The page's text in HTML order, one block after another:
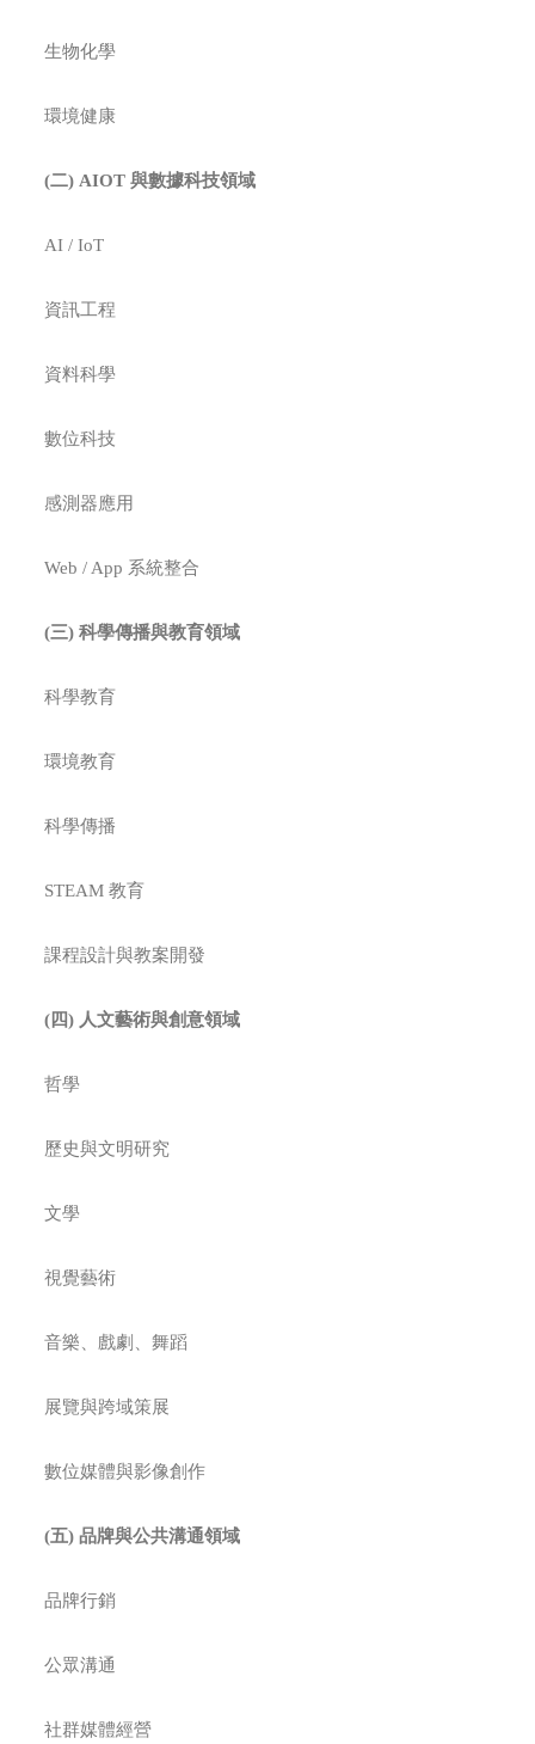
生物化學
環境健康
(二) AIOT與數據科技領域
AI / IoT
資訊工程
資料科學
數位科技
感測器應用
Web / App 系統整合
(三)科學傳播與教育領域
科學教育
環境教育
科學傳播
STEAM 教育
課程設計與教案開發
(四) 人文藝術與創意領域
哲學
歷史與文明研究
文學
視覺藝術
音樂、戲劇、舞蹈
展覽與跨域策展
數位媒體與影像創作
(五)品牌與公共溝通領域
品牌行銷
公眾溝通
社群媒體經營